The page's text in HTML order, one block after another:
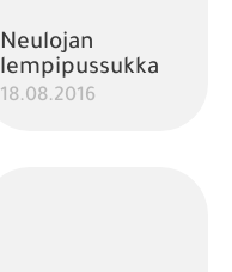
Neulojan
lempipussukka
18.08.2016